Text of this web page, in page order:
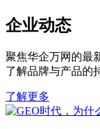
企业动态
聚焦华企万网的最
了解品牌与产品的
了解更多